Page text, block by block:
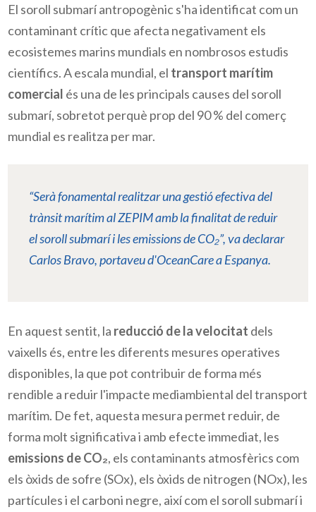
El soroll submarí antropogènic s'ha identificat com un
contaminant crític que afecta negativament els
ecosistemes marins mundials en nombrosos estudis
científics. A escala mundial, el transport marítim
comercial és una de les principals causes del soroll
submarí, sobretot perquè prop del 90 % del comerç
mundial es realitza per mar.
“Serà fonamental realitzar una gestió efectiva del
trànsit marítim alZEPIMamb la finalitat de reduir
el soroll submarí i les emissions de CO₂”, va declarar
Carlos Bravo, portaveu d'OceanCarea Espanya.
En aquest sentit, la reducció de la velocitat dels
vaixells és, entre les diferents mesures operatives
disponibles, la que pot contribuir de forma més
rendible a reduir l'impacte mediambiental del transport
marítim. De fet, aquesta mesura permet reduir, de
forma molt significativa i amb efecte immediat, les
emissions de CO₂, els contaminants atmosfèrics com
els òxids de sofre (SOx), els òxids de nitrogen (NOx), les
partícules i el carboni negre, així com el soroll submarí i